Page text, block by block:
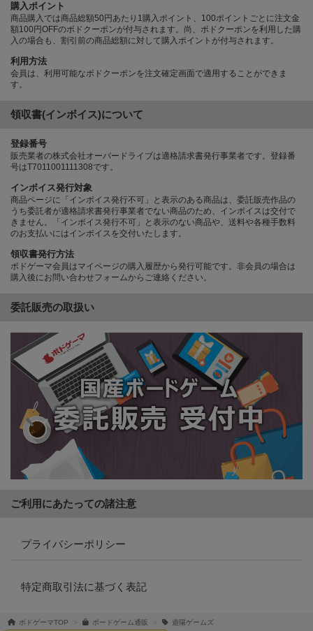
購入ポイント
商品購入では商品総額50円あたり1購入ポイント、100ポイントごとに注文金
額100円OFFのボドクーポンが付与されます。尚、ボドクーポンを利用した購
入の場合も、割引前の商品総額に対して購入ポイントが付与されます。
利用方法
会員は、利用可能なボドクーポンを注文確定画面で適用することができま
す。
領収書(インボイス)について
登録番号
販売業者の株式会社オーバードライブは適格請求書発行事業者です。登録番
号はT7011001111308です。
インボイス発行対象
商品ページに「インボイス発行不可」と表示のある商品は、委託販売作品の
うち委託者が適格請求書発行事業者でない商品のため、インボイスは交付で
きません。「インボイス発行不可」と表示のない商品や、送料や各種手数料
のお支払いにはインボイスを交付いたします。
領収書発行方法
ボドゲーマ会員はマイページの購入履歴から発行可能です。非会員の場合は
購入後にお問い合わせフォームからご連絡ください。
委託販売の取扱い
ご利用にあたっての諸注意
プライバシーポリシー
特定商取引法に基づく表記
ボドゲーマTOP ボードゲーム通販 遊陽ゲームズ